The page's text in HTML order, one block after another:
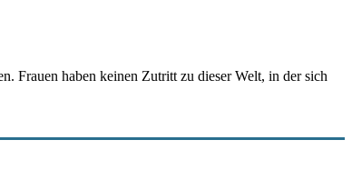
Frauen haben keinen Zutritt zu dieser Welt, in der sich